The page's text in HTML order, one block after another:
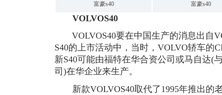
富豪s40 富豪s40
VOLVOS40
VOLVOS40要在中国生产的消息出自
S40的上市活动中，当时，VOLVO轿车的
新S40可能由福特在华合资公司或马自达(
司)在华企业来生产。
新款VOLVOS40取代了1995年推出的